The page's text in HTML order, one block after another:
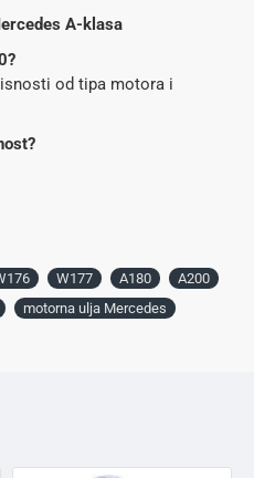
A-klasa
od tipa motora i
W177 A180
A200
motorna ulja Mercedes